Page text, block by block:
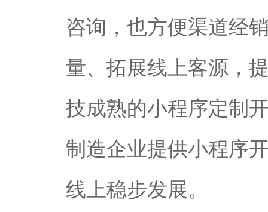
咨询，也方便渠道经
量、拓展线上客源，
技成熟的小程序定制
制造企业提供小程序
线上稳步发展。